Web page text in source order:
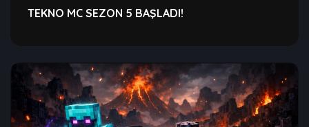
TEKNO MC SEZON 5 BAŞLADI!